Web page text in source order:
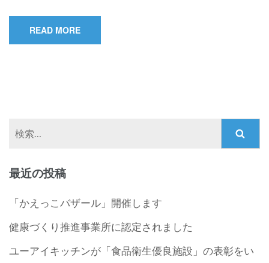
READ MORE
最近の投稿
「かえっこバザール」開催します
健康づくり推進事業所に認定されました
ユーアイキッチンが「食品衛生優良施設」の表彰をい